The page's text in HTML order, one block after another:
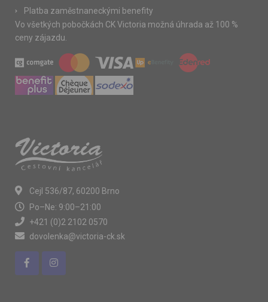
Platba zaměstnaneckými benefity
Vo všetkých pobočkách CK Victoria možná úhrada až 100 %
ceny zájazdu.
Cejl 536/87, 60200 Brno
Po–Ne: 9:00–21:00
+421 (0)2 2102 0570
dovolenka@victoria-ck.sk